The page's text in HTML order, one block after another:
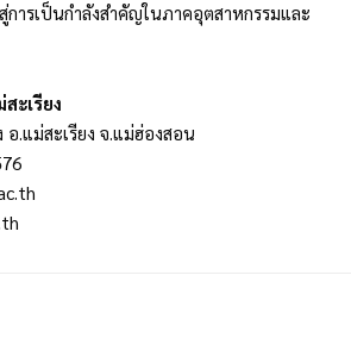
ารเป็นกำลังสำคัญในภาคอุตสาหกรรมและ
ะเรียง
อ.แม่สะเรียง จ.แม่ฮ่องสอน